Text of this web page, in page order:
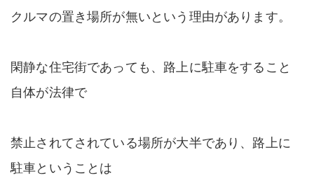
クルマの置き場所が無いという理由があります。
閑静な住宅街であっても、路上に駐車をすること
自体が法律で
禁止されてされている場所が大半であり、路上に
駐車ということは